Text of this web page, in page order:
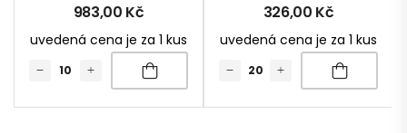
983,00 Kč
uvedená cena je za 1 kus
326,00 Kč
uvedená cena je za 1 kus